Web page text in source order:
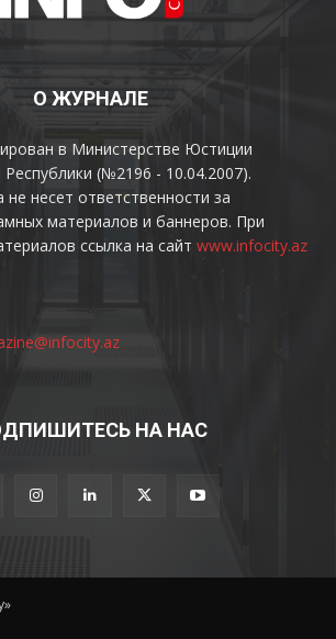
О ЖУРНАЛЕ
в Министерстве Юстиции
(№2196 - 10.04.2007).
не несет ответственности за
материалов и баннеров. При
ссылка на сайт www.infocity.az
НА НАС